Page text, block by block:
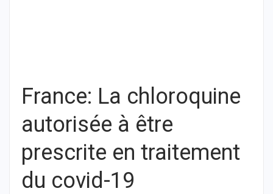
France: La chloroquine
autorisée à être
prescrite en traitement
du covid-19